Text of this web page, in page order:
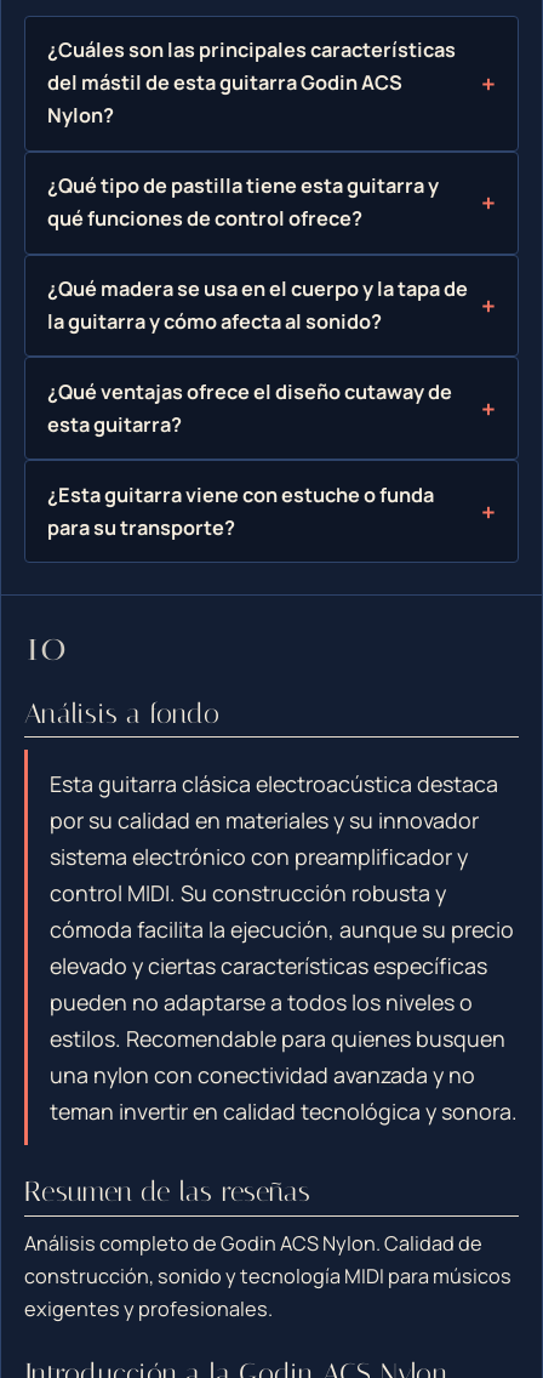
¿Cuáles son las principales características
del mástil de esta guitarra Godin ACS
Nylon?
¿Qué tipo de pastilla tiene esta guitarra y
qué funciones de control ofrece?
¿Qué madera se usa en el cuerpo y la tapa de
la guitarra y cómo afecta al sonido?
¿Qué ventajas ofrece el diseño cutaway de
esta guitarra?
¿Esta guitarra viene con estuche o funda
para su transporte?
Análisis a fondo
Esta guitarra clásica electroacústica destaca
por su calidad en materiales y su innovador
sistema electrónico con preamplificador y
control MIDI. Su construcción robusta y
cómoda facilita la ejecución, aunque su precio
elevado y ciertas características específicas
pueden no adaptarse a todos los niveles o
estilos. Recomendable para quienes busquen
una nylon con conectividad avanzada y no
teman invertir en calidad tecnológica y sonora.
Resumen de las reseñas
Análisis completo de Godin ACS Nylon. Calidad de
construcción, sonido y tecnología MIDI para músicos
exigentes y profesionales.